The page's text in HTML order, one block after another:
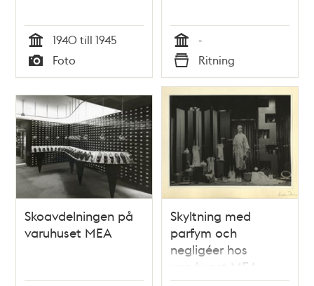
Tid
1940 till 1945
Typ
Foto Tid
-
Typ
Ritning
Skoavdelningen på
varuhuset MEA
Skyltning med
parfym och
negligéer hos
varuhuset MEA